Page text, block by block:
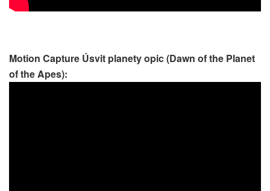
Motion Capture Úsvit planety opic (Dawn of the Planet
of the Apes):